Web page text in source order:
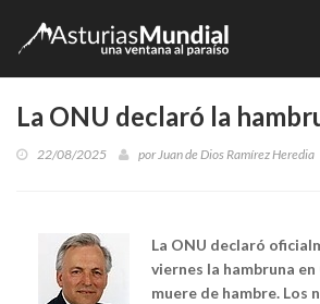
La ONU declaró la
22/08/2025 porJuan de Dios Ramírez Heredia
La ONU declaró
viernes la hambruna en
muere de hambre. Los